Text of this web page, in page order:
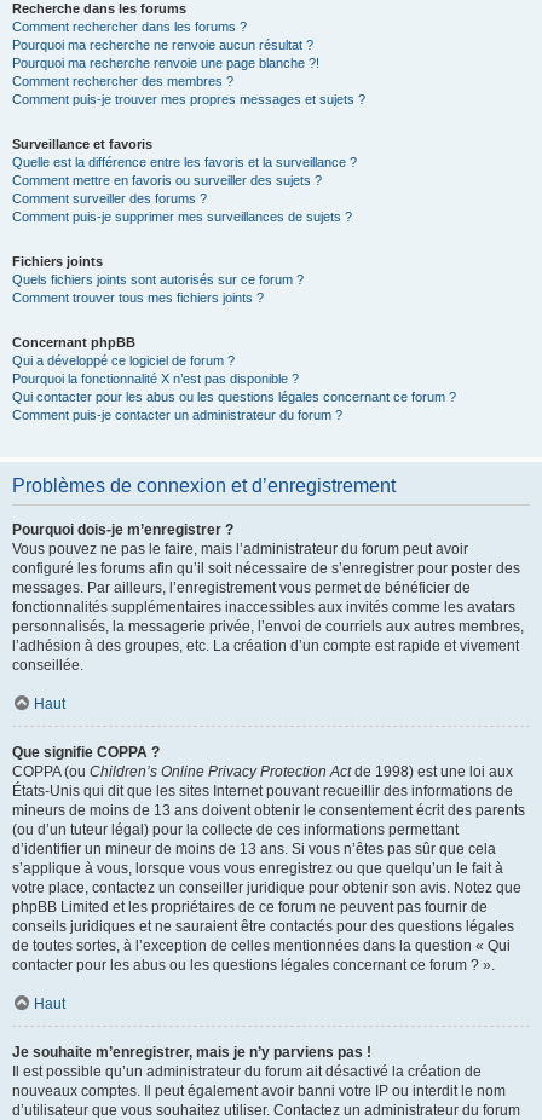
Recherche dans les forums
Comment rechercher dans les forums ?
Pourquoi ma recherche ne renvoie aucun résultat ?
Pourquoi ma recherche renvoie une page blanche ?!
Comment rechercher des membres ?
Comment puis-je trouver mes propres messages et sujets ?
Surveillance et favoris
Quelle est la différence entre les favoris et la surveillance ?
Comment mettre en favoris ou surveiller des sujets ?
Comment surveiller des forums ?
Comment puis-je supprimer mes surveillances de sujets ?
Fichiers joints
Quels fichiers joints sont autorisés sur ce forum ?
Comment trouver tous mes fichiers joints ?
Concernant phpBB
Qui a développé ce logiciel de forum ?
Pourquoi la fonctionnalité X n’est pas disponible ?
Qui contacter pour les abus ou les questions légales concernant ce forum ?
Comment puis-je contacter un administrateur du forum ?
Problèmes de connexion et d’enregistrement
Pourquoi dois-je m’enregistrer ?
Vous pouvez ne pas le faire, mais l’administrateur du forum peut avoir
configuré les forums afin qu’il soit nécessaire de s’enregistrer pour poster des
messages. Par ailleurs, l’enregistrement vous permet de bénéficier de
fonctionnalités supplémentaires inaccessibles aux invités comme les avatars
personnalisés, la messagerie privée, l’envoi de courriels aux autres membres,
l’adhésion à des groupes, etc. La création d’un compte est rapide et vivement
conseillée.
Haut
Que signifie COPPA ?
COPPA (ou Children’s Online Privacy Protection Actde 1998) est une loi aux
États-Unis qui dit que les sites Internet pouvant recueillir des informations de
mineurs de moins de 13 ans doivent obtenir le consentement écrit des parents
(ou d’un tuteur légal) pour la collecte de ces informations permettant
d’identifier un mineur de moins de 13 ans. Si vous n’êtes pas sûr que cela
s’applique à vous, lorsque vous vous enregistrez ou que quelqu’un le fait à
votre place, contactez un conseiller juridique pour obtenir son avis. Notez que
phpBB Limited et les propriétaires de ce forum ne peuvent pas fournir de
conseils juridiques et ne sauraient être contactés pour des questions légales
de toutes sortes, à l’exception de celles mentionnées dans la question « Qui
contacter pour les abus ou les questions légales concernant ce forum ? ».
Haut
Je souhaite m’enregistrer, mais je n’y parviens pas !
Il est possible qu’un administrateur du forum ait désactivé la création de
nouveaux comptes. Il peut également avoir banni votre IP ou interdit le nom
d’utilisateur que vous souhaitez utiliser. Contactez un administrateur du forum